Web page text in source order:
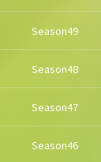
Season49
Season48
Season47
Season46